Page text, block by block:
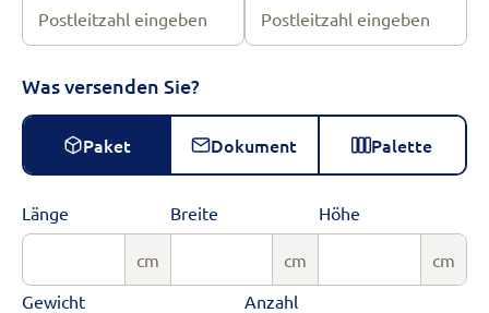
Postleitzahl eingeben Postleitzahl eingeben
Was versenden Sie?
Paket Dokument Palette
Länge Breite Höhe
cm cm
cm
Gewicht
Anzahl